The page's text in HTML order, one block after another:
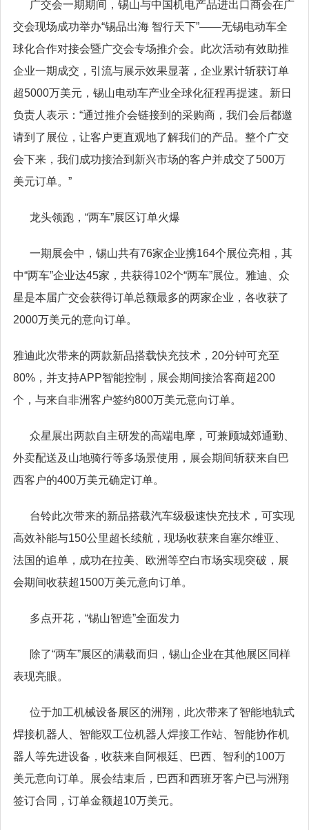
广交会一期期间，锡山与中国机电产品进出口商会在广
交会现场成功举办“锡品出海 智行天下”——无锡电动车全
球化合作对接会暨广交会专场推介会。此次活动有效助推
企业一期成交，引流与展示效果显著，企业累计斩获订单
超5000万美元，锡山电动车产业全球化征程再提速。新日
负责人表示：“通过推介会链接到的采购商，我们会后都邀
请到了展位，让客户更直观地了解我们的产品。整个广交
会下来，我们成功接洽到新兴市场的客户并成交了500万
美元订单。”
龙头领跑，“两车”展区订单火爆
一期展会中，锡山共有76家企业携164个展位亮相，其
中“两车”企业达45家，共获得102个“两车”展位。雅迪、众
星是本届广交会获得订单总额最多的两家企业，各收获了
2000万美元的意向订单。
雅迪此次带来的两款新品搭载快充技术，20分钟可充至
80%，并支持APP智能控制，展会期间接洽客商超200
个，与来自非洲客户签约800万美元意向订单。
众星展出两款自主研发的高端电摩，可兼顾城郊通勤、
外卖配送及山地骑行等多场景使用，展会期间斩获来自巴
西客户的400万美元确定订单。
台铃此次带来的新品搭载汽车级极速快充技术，可实现
高效补能与150公里超长续航，现场收获来自塞尔维亚、
法国的追单，成功在拉美、欧洲等空白市场实现突破，展
会期间收获超1500万美元意向订单。
多点开花，“锡山智造”全面发力
除了“两车”展区的满载而归，锡山企业在其他展区同样
表现亮眼。
位于加工机械设备展区的洲翔，此次带来了智能地轨式
焊接机器人、智能双工位机器人焊接工作站、智能协作机
器人等先进设备，收获来自阿根廷、巴西、智利的100万
美元意向订单。展会结束后，巴西和西班牙客户已与洲翔
签订合同，订单金额超10万美元。